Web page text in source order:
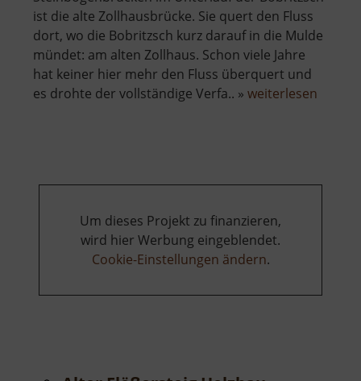
ist die alte Zollhausbrücke. Sie quert den Fluss
dort, wo die Bobritzsch kurz darauf in die Mulde
mündet: am alten Zollhaus. Schon viele Jahre
hat keiner hier mehr den Fluss überquert und
es drohte der vollständige Verfa.. » weiterlesen
Um dieses Projekt zu finanzieren,
wird hier Werbung eingeblendet.
Cookie-Einstellungen ändern.